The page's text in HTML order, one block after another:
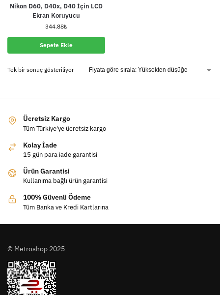
Nikon D60, D40x, D40 İçin LCD
Ekran Koruyucu
344.88₺
Sepete Ekle
Tek bir sonuç gösteriliyor
Ücretsiz Kargo
Tüm Türkiye'ye ücretsiz kargo
Kolay İade
15 gün para iade garantisi
Ürün Garantisi
Kullanıma bağlı ürün garantisi
100% Güvenli Ödeme
Tüm Banka ve Kredi Kartlarına
© Metroshop 2025